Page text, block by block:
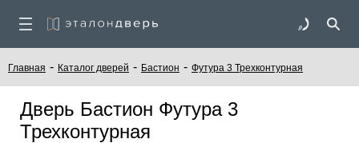
Главная - Каталог дверей - Бастион - Футура 3 Трехконтурная
Дверь Бастион Футура 3
Трехконтурная